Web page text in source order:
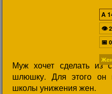
Муж хочет сделать из
шлюшку. Для этого он
школы унижения жен.
A
👁
📅